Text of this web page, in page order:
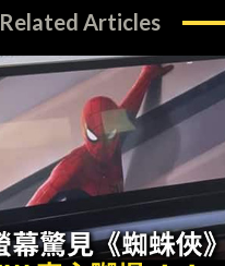
Related Articles